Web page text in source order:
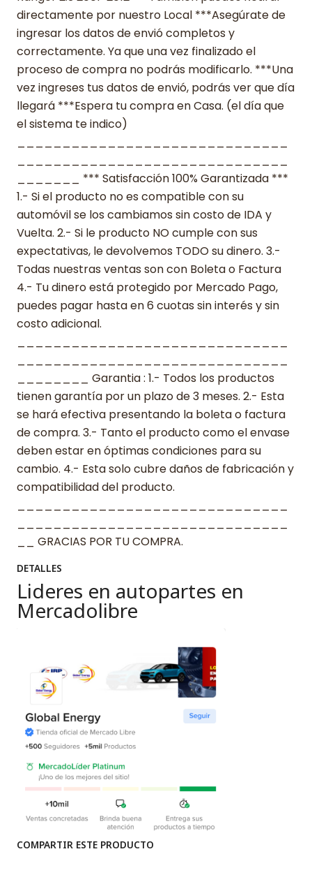
directamente por nuestro Local ***Asegúrate de
ingresar los datos de envió completos y
correctamente. Ya que una vez finalizado el
proceso de compra no podrás modificarlo. ***Una
vez ingreses tus datos de envió, podrás ver que día
llegará ***Espera tu compra en Casa. (el día que
el sistema te indico)
_______ *** Satisfacción 100% Garantizada ***
1.- Si el producto no es compatible con su
automóvil se los cambiamos sin costo de IDA y
Vuelta. 2.- Si le producto NO cumple con sus
expectativas, le devolvemos TODO su dinero. 3.-
Todas nuestras ventas son con Boleta o Factura
4.- Tu dinero está protegido por Mercado Pago,
puedes pagar hasta en 6 cuotas sin interés y sin
costo adicional.
________ Garantia : 1.- Todos los productos
tienen garantía por un plazo de 3 meses. 2.- Esta
se hará efectiva presentando la boleta o factura
de compra. 3.- Tanto el producto como el envase
deben estar en óptimas condiciones para su
cambio. 4.- Esta solo cubre daños de fabricación y
compatibilidad del producto.
__ GRACIAS POR TU COMPRA.
DETALLES
Lideres en autopartes en
Mercadolibre
COMPARTIR ESTE PRODUCTO